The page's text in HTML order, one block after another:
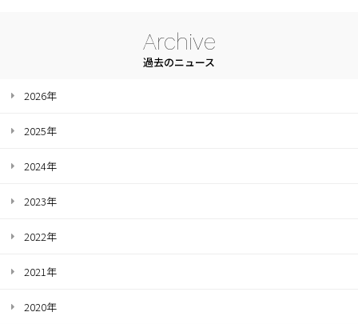
Archive
過去のニュース
2026年
2025年
2024年
2023年
2022年
2021年
2020年